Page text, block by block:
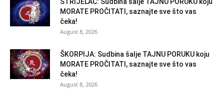
MORATE PROČITATI, saznajte sve što vas
čeka!
August 8, 2026
ŠKORPIJA: Sudbina šalje TAJNU PORUKU koju
MORATE PROČITATI, saznajte sve što vas
čeka!
August 8, 2026